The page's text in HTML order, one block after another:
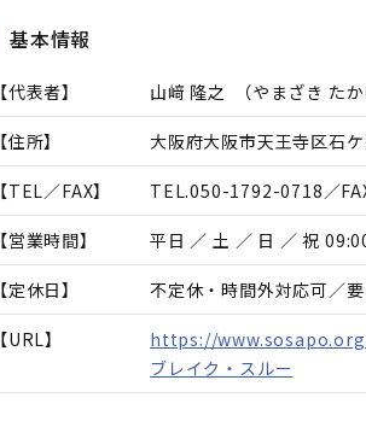
基本情報
【代表者】 山﨑 隆之 （やまざき た
【住所】 大阪府大阪市天王寺区石
【TEL／FAX】 TEL.050-1792-0718 ／
【営業時間】 平日 ／ 土 ／ 日 ／ 祝
【定休日】 不定休・時間外対応可／
【URL】
https://
ブレイク・スルー